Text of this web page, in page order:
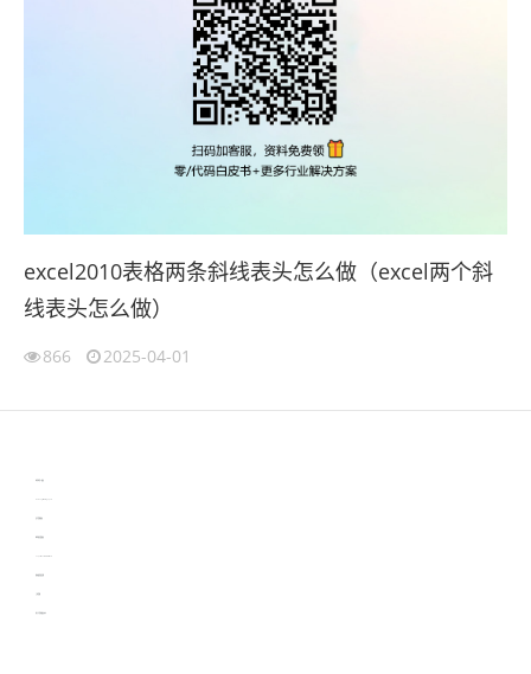
excel2010表格两条斜线表头怎么做（excel两个斜
线表头怎么做）
866 2025-04-01